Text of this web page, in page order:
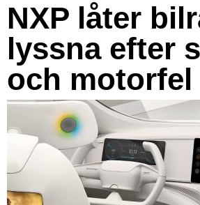
NXP låter
lyssna efter
och motorfel